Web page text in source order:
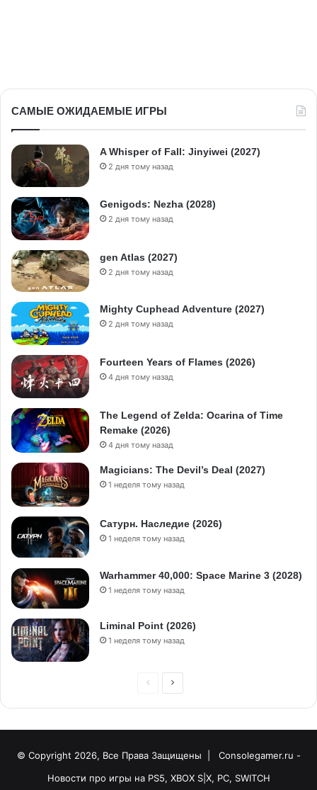
САМЫЕ ОЖИДАЕМЫЕ ИГРЫ
A Whisper of Fall: Jinyiwei (2027)
2 дня тому назад
Genigods: Nezha (2028)
2 дня тому назад
gen Atlas (2027)
2 дня тому назад
Mighty Cuphead Adventure (2027)
2 дня тому назад
Fourteen Years of Flames (2026)
4 дня тому назад
The Legend of Zelda: Ocarina of Time
Remake (2026)
4 дня тому назад
Magicians: The Devil’s Deal (2027)
1 неделя тому назад
Сатурн. Наследие (2026)
1 неделя тому назад
Warhammer 40,000: Space Marine 3 (2028)
1 неделя тому назад
Liminal Point (2026)
1 неделя тому назад
© Copyright 2026, Все Права Защищены |
Consolegamer.ru -
Новости про игры на PS5, XBOX S|X, PC, SWITCH